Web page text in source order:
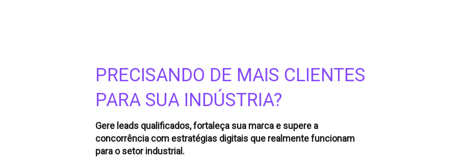
PRECISANDO DE MAIS CLIENTES
PARA SUA INDÚSTRIA?
Gere leads qualificados, fortaleça sua marca e supere a
concorrência com estratégias digitais que realmente funcionam
para o setor industrial.